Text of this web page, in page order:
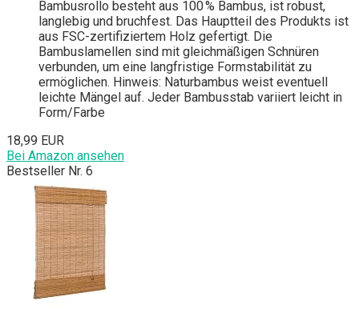
Bambusrollo besteht aus 100 % Bambus, ist robust,
langlebig und bruchfest. Das Hauptteil des Produkts ist
aus FSC-zertifiziertem Holz gefertigt. Die
Bambuslamellen sind mit gleichmäßigen Schnüren
verbunden, um eine langfristige Formstabilität zu
ermöglichen. Hinweis: Naturbambus weist eventuell
leichte Mängel auf. Jeder Bambusstab variiert leicht in
Form/Farbe
18,99 EUR
Bei Amazon ansehen
Bestseller Nr. 6